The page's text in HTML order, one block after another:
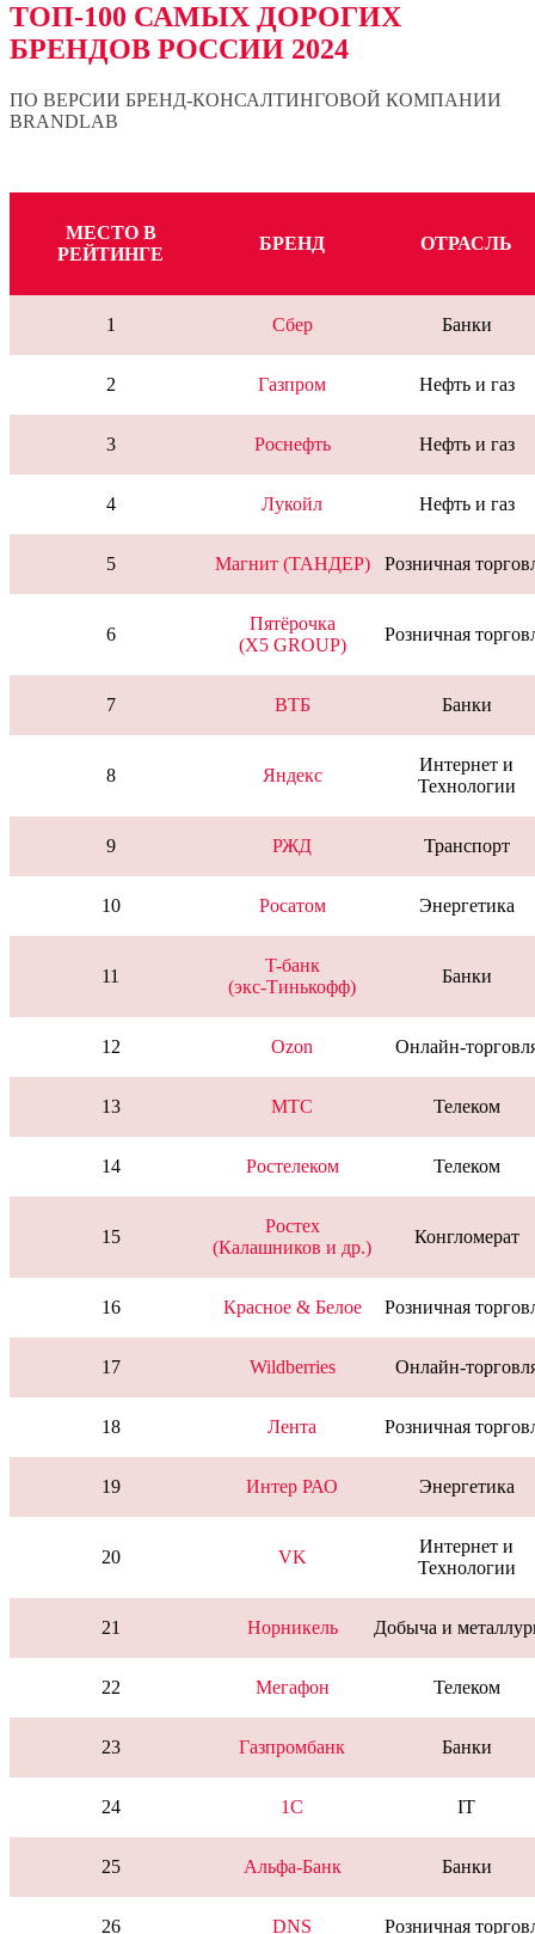
ТОП-100 САМЫХ ДОРОГИХ
БРЕНДОВ РОССИИ 2024
ПО ВЕРСИИ БРЕНД-КОНСАЛТИНГОВОЙ КОМПАНИИ
BRANDLAB
МЕСТО В
РЕЙТИНГЕ
БРЕНД ОТРАСЛЬ
1 Сбер Банки
2 Газпром Нефть и газ
3 Роснефть Нефть и газ
4 Лукойл Нефть и газ
5 Магнит (ТАНДЕР) Розничная
6
Пятёрочка
(X5 GROUP)
Розничная
7 ВТБ Банки
8 Яндекс
Интернет и
Технологии
9 РЖД Транспорт
10 Росатом Энергетика
11
T-банк
(экс-Тинькофф)
Банки
12 Ozon Онлайн-
13 МТС Телеком
14 Ростелеком Телеком
15
Ростех
(Калашников и др.)
Конгломерат
16 Красное & Белое Розничная
17 Wildberries Онлайн-
18 Лента Розничная
19 Интер РАО Энергетика
20 VK
Интернет и
Технологии
21 Норникель Добыча и
22 Мегафон Телеком
23 Газпромбанк Банки
24 1C IT
25 Альфа-Банк Банки
26 DNS Розничная